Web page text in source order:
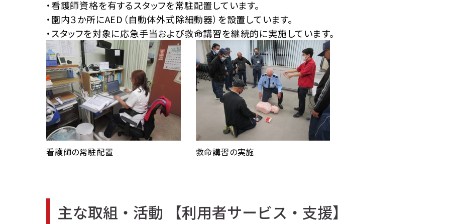
・看護師資格を有するスタッフを常駐配置しています。
・園内３か所にAED（自動体外式除細動器）を設置しています。
・スタッフを対象に応急手当および救命講習を継続的に実施しています。
看護師の常駐配置 救命講習の実施
主な取組・活動 【利用者サービス・支援】